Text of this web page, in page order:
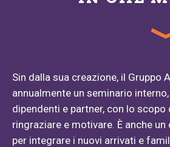
Sin dalla sua creazione, il Gruppo
annualmente un seminario
dipendenti e partner, con lo scopo
ringraziare e motivare. È anche
per integrare i nuovi arrivati e